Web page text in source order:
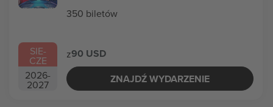
SIE-
CZE
2026-
2027
350 biletów
z90 USD
ZNAJDŹ WYDARZENIE